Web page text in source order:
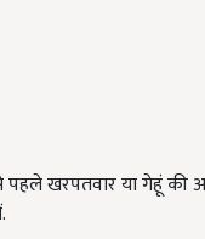
खरपतवार या गेहूं की